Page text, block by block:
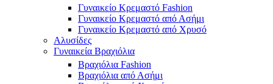
Γυναικείο Κρεμαστό Fashion
Γυναικείο Κρεμαστό από Ασήμι
Γυναικείο Κρεμαστό από Χρυσό
Αλυσίδες
Γυναικεία Βραχιόλια
Βραχιόλια Fashion
Βραχιόλια από Ασήμι